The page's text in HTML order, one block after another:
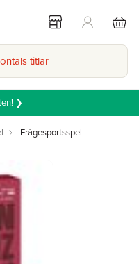
titlar
❯
Frågesportsspel